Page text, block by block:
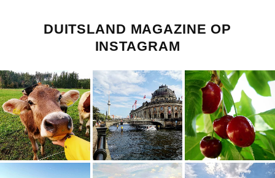
DUITSLAND MAGAZINE OP
INSTAGRAM